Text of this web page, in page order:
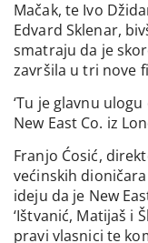
Mačak, te Ivo
Edvard Sklenar,
smatraju da je
završila u tri nove
‘Tu je glavnu
New East Co. iz
Franjo Ćosić,
većinskih
ideju da je New
‘Ištvanić, Matijaš i
pravi vlasnici te